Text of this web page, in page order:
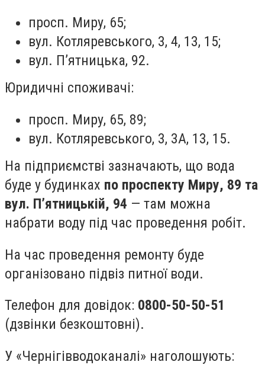
просп. Миру, 65;
вул. Котляревського, 3, 4, 13, 15;
вул. П’ятницька, 92.
Юридичні споживачі:
просп. Миру, 65, 89;
вул. Котляревського, 3, 3А, 13, 15.
На підприємстві зазначають, що вода
буде у будинках по проспекту Миру, 89 та
вул. П’ятницькій, 94 — там можна
набрати воду під час проведення робіт.
На час проведення ремонту буде
організовано підвіз питної води.
Телефон для довідок: 0800-50-50-51
(дзвінки безкоштовні).
У «Чернігівводоканалі» наголошують: